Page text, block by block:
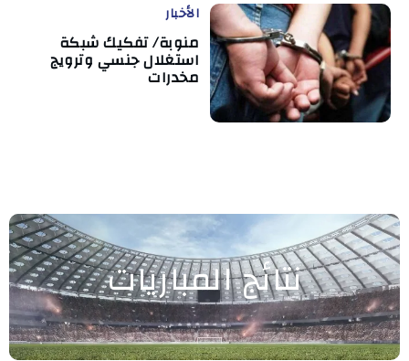
الأخبار
منوبة/ تفكيك شبكة
استغلال جنسي وترويج
مخدرات
نتائج المباريات